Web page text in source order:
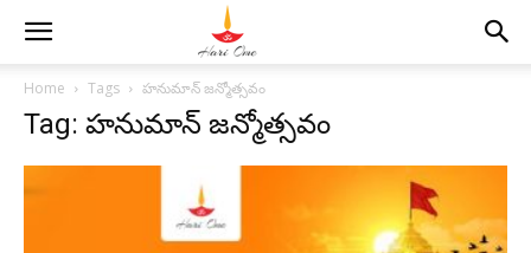
Home Tags హనుమాన్ జన్మోత్సవం
Tag: హనుమాన్ జన్మోత్సవం